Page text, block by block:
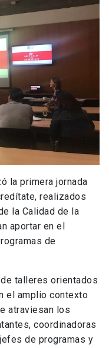
la primera jornada
realizados
la Calidad de la
aportar en el
de
talleres orientados
el amplio contexto
atraviesan los
coordinadoras
de programas y